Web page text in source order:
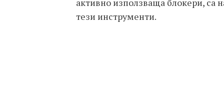
активно използваща блокери, са
тези инструменти.